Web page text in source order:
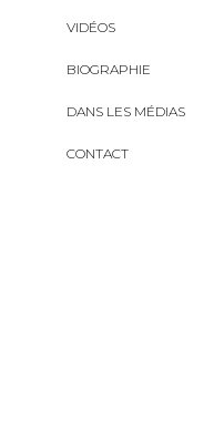
VIDÉOS
BIOGRAPHIE
DANS LES MÉDIAS
CONTACT